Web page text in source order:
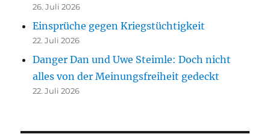
26. Juli 2026
Einsprüche gegen Kriegstüchtigkeit
22. Juli 2026
Danger Dan und Uwe Steimle: Doch nicht
alles von der Meinungsfreiheit gedeckt
22. Juli 2026